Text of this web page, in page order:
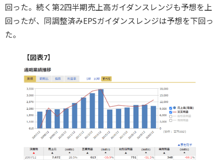
回った。続く第2四半期売上高ガイダンスレンジも予想を上
回ったが、同調整済みEPSガイダンスレンジは予想を下回っ
た。
【図表7】